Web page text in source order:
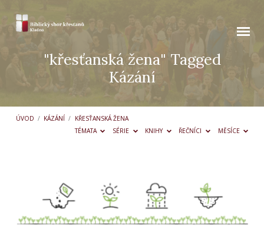
"křesťanská žena" Tagged
Kázání
ÚVOD / KÁZÁNÍ / KŘESŤANSKÁ ŽENA
TÉMATA
SÉRIE KNIHY ŘEČNÍCI MĚSÍCE
Tagged
Kázání